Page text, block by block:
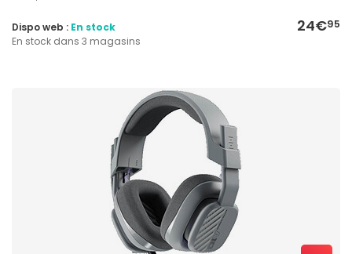
24€95
Dispo web : En stock
En stock dans 3 magasins